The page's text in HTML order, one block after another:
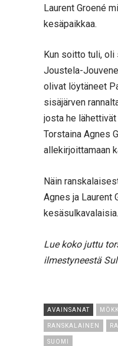
Laurent Groené
kesäpaikkaa.
Kun soitto tuli, oli
Joustela-
olivat löytäneet
sisäjärven
josta he
Torstaina Agnes
allekirjoittamaan
Näin
Agnes ja Laurent
kesäsulkavalaisia.
Lue koko juttu
ilmestyneestä
AVAINSANAT
RANSKALAINEN
SUOMI